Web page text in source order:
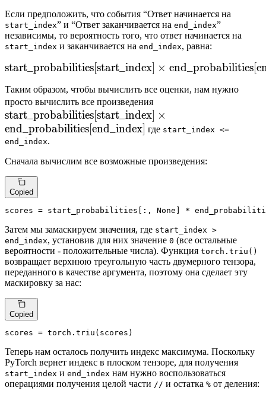
Если предположить, что события “Ответ начинается на
start_index” и “Ответ заканчивается на end_index”
независимы, то вероятность того, что ответ начинается на
start_index и заканчивается на end_index, равна:
start_probabilities start_index × end_probabilities[
Таким образом, чтобы вычислить все оценки, нам нужно
просто вычислить все произведения
\times
start_probabilities start_index ×
end_probabilities end_index где start_index <=
end_index.
Сначала вычислим все возможные произведения:
Copied
scores = start_probabilities[:, None ] *
Затем мы замаскируем значения, где start_index >
end_index, установив для них значение 0 (все остальные
вероятности - положительные числа). Функция torch.triu()
возвращает верхнюю треугольную часть двумерного тензора,
переданного в качестве аргумента, поэтому она сделает эту
маскировку за нас:
Copied
scores = torch.triu(scores)
Теперь нам осталось получить индекс максимума. Поскольку
PyTorch вернет индекс в плоском тензоре, для получения
start_index и end_index нам нужно воспользоваться
операциями получения целой части // и остатка % от деления: